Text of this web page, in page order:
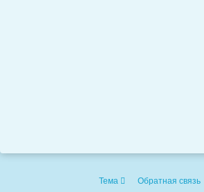
Тема
Обратная связь